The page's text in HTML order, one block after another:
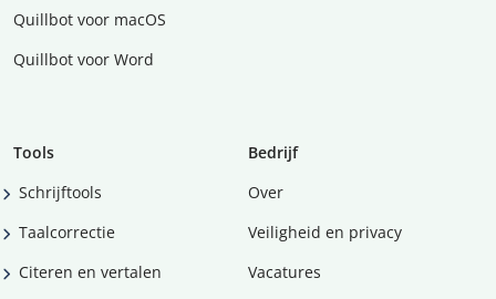
Quillbot voor macOS
Quillbot voor Word
Tools
Schrijftools
Taalcorrectie
Citeren en vertalen
Bedrijf
Over
Veiligheid en privacy
Vacatures